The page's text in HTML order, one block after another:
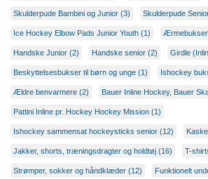
Skulderpude Bambini og Junior (3) Skulderpude
Ice Hockey Elbow Pads Junior Youth (1)
Handske Junior (2) Handske senior (2) Girdle
Beskyttelsesbukser til børn og unge (1) Ishockey
Ældre benvarmere (2) Bauer Inline Hockey, Bauer
Pattini Inline pr. Hockey Hockey Mission (1)
Ishockey sammensat hockeysticks senior (12)
Jakker, shorts, træningsdragter og holdtøj (16) T-
Strømper, sokker og håndklæder (12) Funktionelt